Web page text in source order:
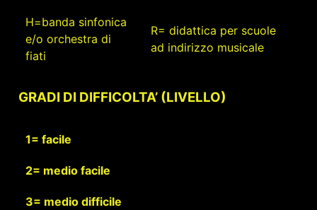
H=banda sinfonica
e/o orchestra di
fiati
R= didattica per scuole
ad indirizzo musicale
GRADI DI DIFFICOLTA’ (LIVELLO)
1= facile
2= medio facile
3= medio difficile